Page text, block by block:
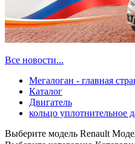
Все новости...
Мегалоган - главная
Каталог
Двигатель
кольцо уплотнительное
Выберите модель Renault